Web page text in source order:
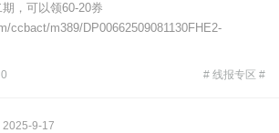
，可以领60-20券
ccbact/m389/DP00662509081130FHE2-
0 # 线报专区 #
2025-9-17